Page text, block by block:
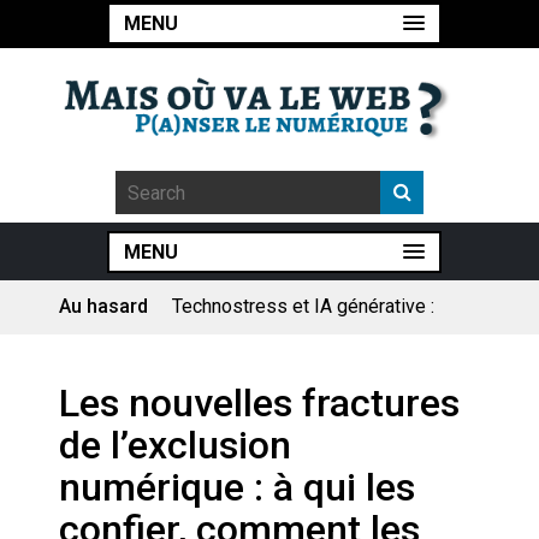
MENU
MENU
Au hasard
Technostress et IA générative :
Pourquoi les études qui
prévoient la fin de l’emploi « à
cause » de l’IA se plantent-
elles toujours ?
Le consultant : une lecture
sociologique
Les nouvelles fractures
de l’exclusion
numérique : à qui les
confier, comment les